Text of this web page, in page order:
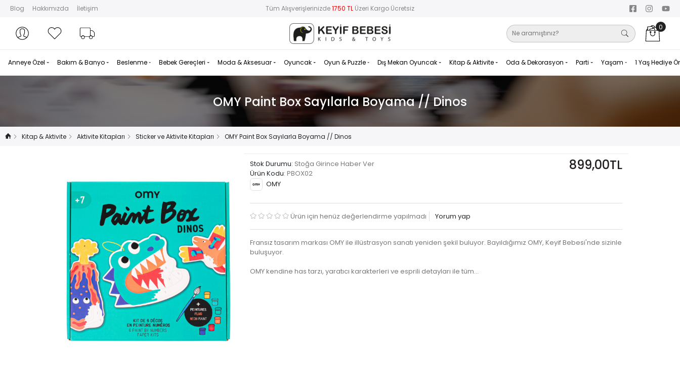
Blog Hakkımızda İletişim Tüm Alışverişlerinizde1750 TL Üzeri Kargo Ücretsiz
Hesabım
Hesabım Favorilerim 0
Anneye Özel Bakım & Banyo Beslenme Bebek Gereçleri Moda & Aksesuar Oyuncak Oyun & Puzzle Dış Mekan Oyuncak Kitap & Aktivite Oda & Dekorasyon Parti Yaşam 1 Yaş Hediye
OMY Paint Box Sayılarla Boyama // Dinos
Kitap & Aktivite Aktivite Kitapları Sticker ve Aktivite Kitapları OMY Paint Box Sayılarla Boyama // Dinos
Stok Durumu: Stoğa Girince Haber Ver
Ürün Kodu: PBOX02
OMY
899,00TL
Ürün için henüz değerlendirme yapılmadı Yorum yap
Fransız tasarım markası OMY ile illüstrasyon sanatı yeniden şekil buluyor. Bayıldığımız OMY, Keyif Bebesi'nde sizinle
buluşuyor.
OMY kendine has tarzı, yaratıcı karakterleri ve esprili detayları ile tüm…